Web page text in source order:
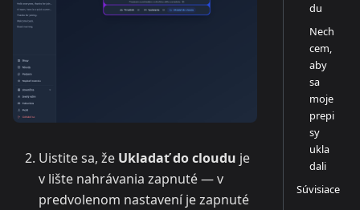
Uistite sa, že Ukladať do cloudu je
v lište nahrávania zapnuté — v
predvolenom nastavení je zapnuté
du
Nech
cem,
aby
sa
moje
prepi
sy
ukla
dali
Súvisiace